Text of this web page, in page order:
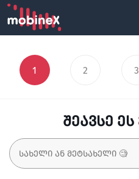
1 2 3
შეავსე